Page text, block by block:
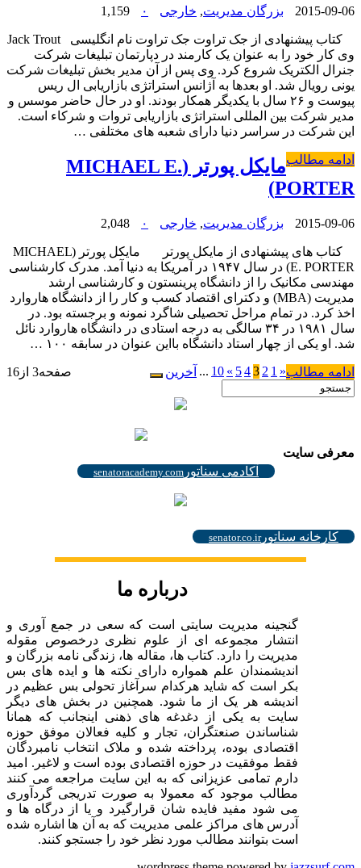
2015-09-06 بزرگان مدیریت, خارجی ۰ 1,159
کتاب پیشنهادی از جک تراوت جک تراوت نام انگلیسی Jack Trout
وی کار خود را به عنوان یک کارمند در دپارتمان تبلیغات شرکت
جنرال الکتریک شروع کرد. وی پس از آن مدیر بخش تبلیغات شرکت
یونی رویال شد. او بعدها به آژانس استراتژی بازاریابی ال ریس
پیوست و ۲۶ سال با یکدیگر همکار بودند. او در حال حاضر موسس و
مدیر شرکت بین المللی استراتژی بازاریابی تروات و شرکاء است.
این شرکت در سراسر دنیا دارای شعبه های مختلفی …
ادامه مطالب
مایکل پورتر (MICHAEL E.
PORTER)
2015-09-06 بزرگان مدیریت, خارجی ۰ 2,048
کتاب های پیشنهادی از مایکل پورتر مایکل پورتر (MICHAEL
E. PORTER) در سال ۱۹۴۷ در آمریکا به دنیا آمد. مدرک کارشناسی
مهندسی مکانیک را از دانشگاه پرینستون و کارشناسی ارشد
مدیریت (MBA) و دکترای اقتصاد کسب و کار را از دانشگاه هاروارد
اخذ کرد. در تمام مراحل تحصیلی شاگرد نمونه و برجسته بود. در
سال ۱۹۸۱ در ۳۴ سالگی به درجه استادی در دانشگاه هاروارد نائل
شد. او یکی از چهار استاد دانشگاه بااین عنوان در سابقه ۱۰۰ …
ادامه مطالب صفحه3 از16 «
1
2
3
4
5
»
10
... آخرین
معرفی سایت
آکادمی سناتور senatoracademy.com
کارخانه سناتورsenator.co.ir
درباره ما
گنجینه مدیریت سایتی است که سعی در جمع آوری و
انتشار مجموعه ای از علوم نظری درخصوص مقوله
مدیریت را دارد. کتاب ها، مقاله ها، زندگی نامه بزرگان و
اندیشمندان علم همواره دارای نکته ها و ایده های بس
بکر است که شاید هرکدام سرآغاز تحولی بس عظیم در
اندیشه هر یک از ما شود. همچنین در بخش های دیگر
سایت به یکی از دغدغه های ذهنی اینجانب که همانا
شناساندن صنعتگران، تجار و کلیه فعالان موفق حوزه
اقتصادی بوده، پرداخته شده و ملاک انتخاب نامبردگان
فقط موفقیت در حوزه اقتصادی بوده است و لاغیر. امید
دارم تمامی عزیزانی که به این سایت مراجعه می کنند
مطالب موجود که معمولا به صورت تدریجی گردآوری
می شود مفید فایده شان قرارگیرد و یا از درگاه ها و
آدرس های مراکز علمی مدیریت که به آن ها اشاره شده
است بتوانند مطالب مورد نظر خود را جستجو کنند.